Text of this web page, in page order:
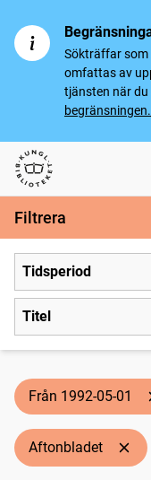
Sökträffar som
omfattas av
tjänsten när du
begränsningen.
Svenska tidningar
Filtrera
Tidsperiod
Titel
Från 1992-05-01
Aftonbladet